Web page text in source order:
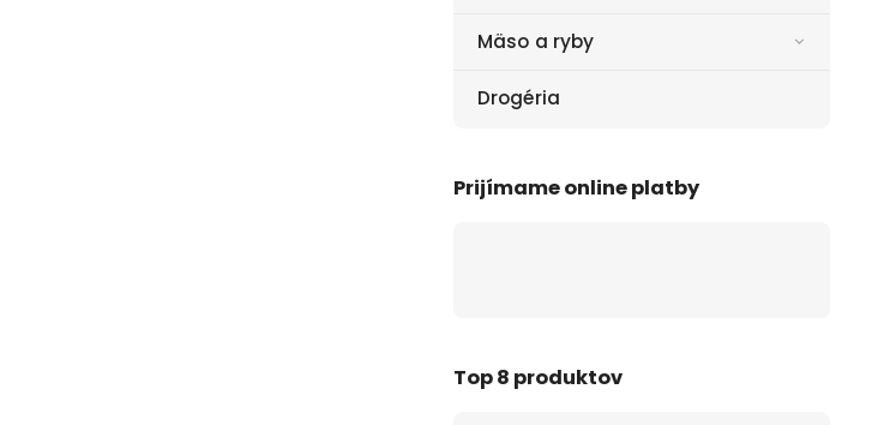
Mäso a ryby
Drogéria
Prijímame online platby
Top 8 produktov